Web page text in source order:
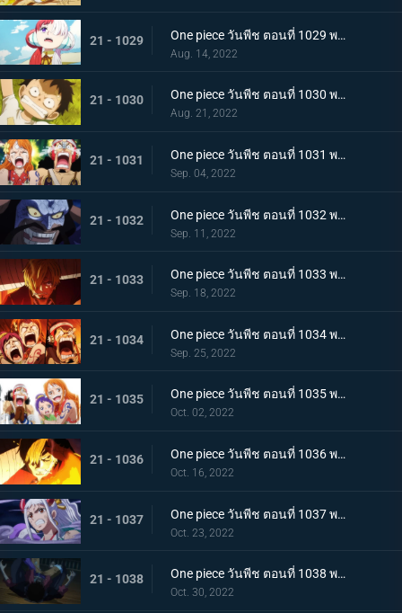
21 - 1029 One piece วันพีช ตอนที่ 1029 พากย์ไทย ความทรงจำลางเลือน ลูฟี่กับอูตะลูกสาวของผมแดง
Aug. 14, 2022
21 - 1030 One piece วันพีช ตอนที่ 1030 พากย์ไทย คำสาบานต่อยุคสมัยใหม่! ลูฟี่กับอูตะ
Aug. 21, 2022
21 - 1031 One piece วันพีช ตอนที่ 1031 พากย์ไทย นามิตะโกนสุดเสียง เดธเรซแบบจนตรอก
Sep. 04, 2022
21 - 1032 One piece วันพีช ตอนที่ 1032 พากย์ไทย รุ่งอรุณของแคว้นวะ ทุกด้านประจันหน้าสุดเดือด
Sep. 11, 2022
21 - 1033 One piece วันพีช ตอนที่ 1033 พากย์ไทย ชี้ขาด หมัดราชันย์เร่งความเร็วของลูฟี่
Sep. 18, 2022
21 - 1034 One piece วันพีช ตอนที่ 1034 พากย์ไทย ลูฟี่พ่ายแพ้! กลุ่มหมวกฟางตกที่นั่งลำบาก
Sep. 25, 2022
21 - 1035 One piece วันพีช ตอนที่ 1035 พากย์ไทย ร้อยอสูรเหยียบย่ำ สิ้นสมัยตระกูลโคสึกิ
Oct. 02, 2022
21 - 1036 One piece วันพีช ตอนที่ 1036 พากย์ไทย ต่อต้านคืนมืดมิด โชกุนใหญ่แคว้นวะกู่ก้อง
Oct. 16, 2022
21 - 1037 One piece วันพีช ตอนที่ 1037 พากย์ไทย เชื่อในลูฟี่สิ! พันธมิตรเปิดฉากโต้กลับ
Oct. 23, 2022
21 - 1038 One piece วันพีช ตอนที่ 1038 พากย์ไทย ท่าไม้ตายของนามิ! ศึกเสี่ยงตายของโอทามะ
Oct. 30, 2022